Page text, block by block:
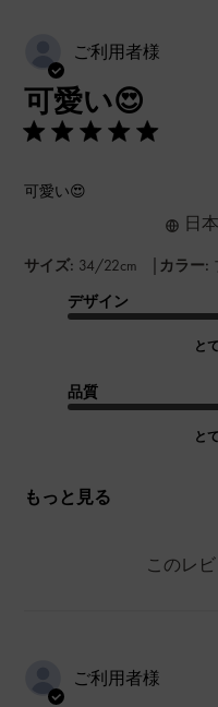
ご利用者様
可愛い😍
可愛い😍
サイズ: 34/22cm | カラー:
デザイン
と
品質
と
もっと見る
日
このレ
ご利用者様